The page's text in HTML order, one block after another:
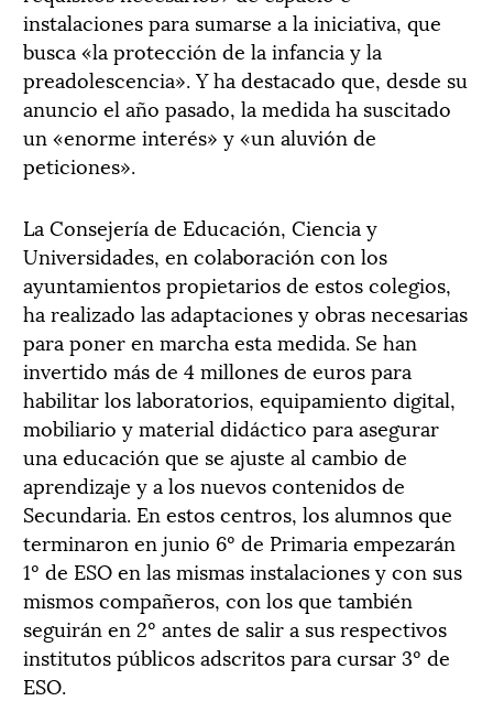
instalaciones para sumarse a la iniciativa, que
busca «la protección de la infancia y la
preadolescencia». Y ha destacado que, desde su
anuncio el año pasado, la medida ha suscitado
un «enorme interés» y «un aluvión de
peticiones».
La Consejería de Educación, Ciencia y
Universidades, en colaboración con los
ayuntamientos propietarios de estos colegios,
ha realizado las adaptaciones y obras necesarias
para poner en marcha esta medida. Se han
invertido más de 4 millones de euros para
habilitar los laboratorios, equipamiento digital,
mobiliario y material didáctico para asegurar
una educación que se ajuste al cambio de
aprendizaje y a los nuevos contenidos de
Secundaria. En estos centros, los alumnos que
terminaron en junio 6º de Primaria empezarán
1º de ESO en las mismas instalaciones y con sus
mismos compañeros, con los que también
seguirán en 2º antes de salir a sus respectivos
institutos públicos adscritos para cursar 3º de
ESO.